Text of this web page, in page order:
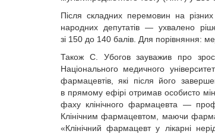
Після складних перемовин на
народних депутатів — ухвалено
зі 150 до 140 балів. Для порівняння:
Також С. Убогов зауважив про
Національного медичного
фармацевтів, які після його
в прямому ефірі отримав особисто
фаху клінічного фармацевта —
Клінічним фармацевтом, маючи
«Клінічний фармацевт у лікарні